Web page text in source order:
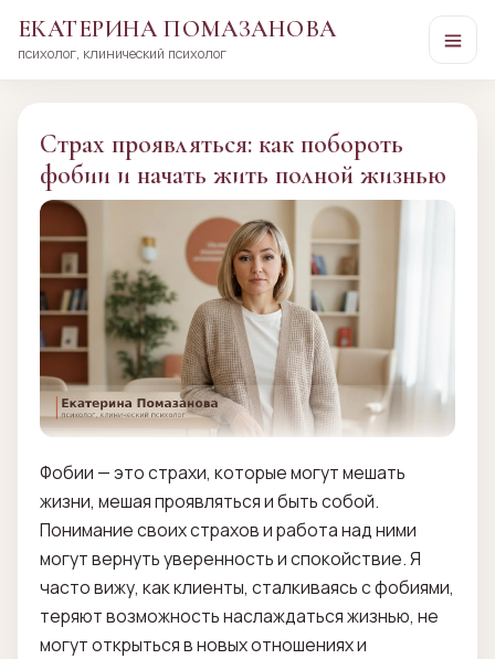
ЕКАТЕРИНА ПОМАЗАНОВА
психолог, клинический психолог
Страх проявляться: как побороть
фобии и начать жить полной жизнью
Фобии — это страхи, которые могут мешать
жизни, мешая проявляться и быть собой.
Понимание своих страхов и работа над ними
могут вернуть уверенность и спокойствие. Я
часто вижу, как клиенты, сталкиваясь с фобиями,
теряют возможность наслаждаться жизнью, не
могут открыться в новых отношениях и